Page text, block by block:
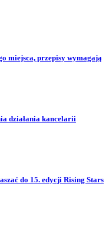
miejsca, przepisy wymagają
działania kancelarii
do 15. edycji Rising Stars